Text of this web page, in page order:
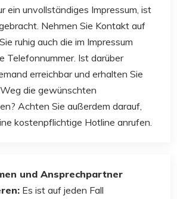
ein unvollständiges Impressum, ist
Nehmen Sie Kontakt auf
ruhig auch die im Impressum
Telefonnummer. Ist darüber
erreichbar und erhalten Sie
die gewünschten
Achten Sie außerdem darauf,
kostenpflichtige Hotline anrufen.
und Ansprechpartner
Es ist auf jeden Fall